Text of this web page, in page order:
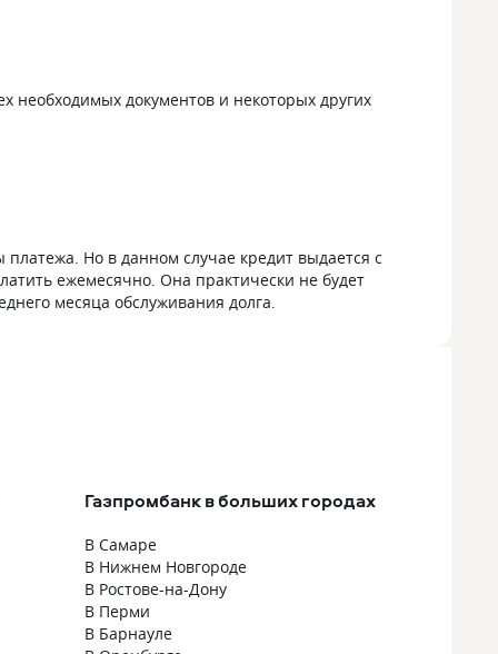
необходимых документов и некоторых других
Но в данном случае кредит выдается с
ежемесячно. Она практически не будет
месяца обслуживания долга.
Газпромбанк в больших городах
В Самаре
В Нижнем Новгороде
В Ростове-на-Дону
В Перми
В Барнауле